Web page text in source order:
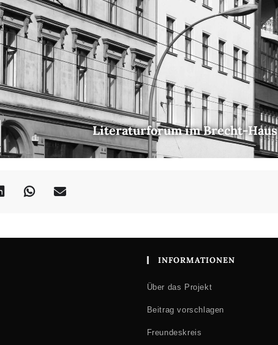
Literaturforum im Brecht-Haus
INFORMATIONEN
Über das Projekt
Beitrag vorschlagen
Freundeskreis